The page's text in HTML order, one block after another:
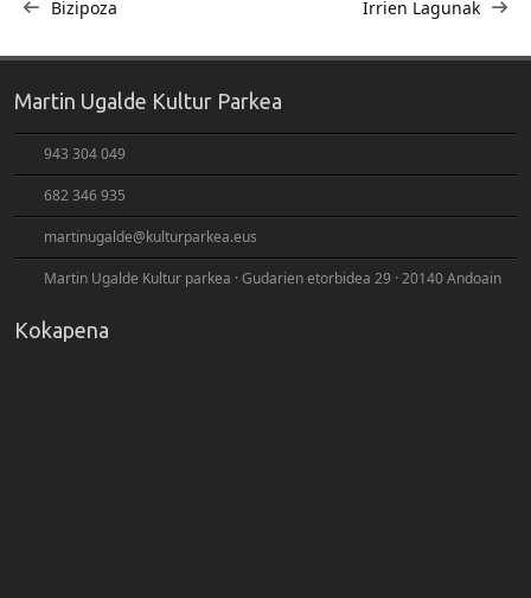
zehar
Bizipoza Irrien Lagunak
Martin Ugalde Kultur Parkea
943 304 049
682 346 935
martinugalde@kulturparkea.eus
Martin Ugalde Kultur parkea · Gudarien etorbidea 29 · 20140 Andoain
Kokapena